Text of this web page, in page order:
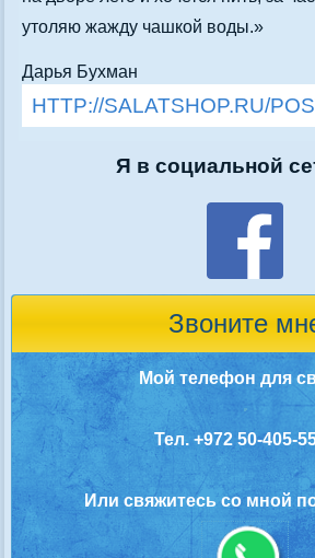
утоляю жажду чашкой воды.»
Дарья Бухман
HTTP://SALATSHOP.RU/
Я в социальной
Звоните
Мой телефон для
Тел. +972 50-405-
Или свяжитесь со мной